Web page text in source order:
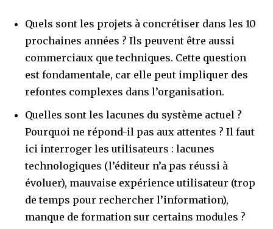
Quels sont les projets à concrétiser dans les 10
prochaines années ? Ils peuvent être aussi
commerciaux que techniques. Cette question
est fondamentale, car elle peut impliquer des
refontes complexes dans l’organisation.
Quelles sont les lacunes du système actuel ?
Pourquoi ne répond-il pas aux attentes ? Il faut
ici interroger les utilisateurs : lacunes
technologiques (l’éditeur n’a pas réussi à
évoluer), mauvaise expérience utilisateur (trop
de temps pour rechercher l’information),
manque de formation sur certains modules ?